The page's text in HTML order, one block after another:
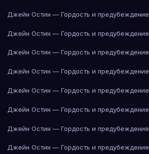
Джейн Остин — Гордость и предубеждение
Джейн Остин — Гордость и предубеждение
Джейн Остин — Гордость и предубеждение
Джейн Остин — Гордость и предубеждение
Джейн Остин — Гордость и предубеждение
Джейн Остин — Гордость и предубеждение
Джейн Остин — Гордость и предубеждение
Джейн Остин — Гордость и предубеждение